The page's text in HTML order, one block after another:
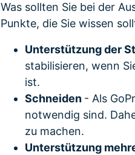
Was sollten Sie bei der
Punkte, die Sie wissen
Unterstützung der
stabilisieren, wenn
ist.
Schneiden - Als
notwendig sind.
zu machen.
Unterstützung